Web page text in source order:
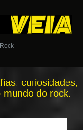
curiosidades,
do rock.